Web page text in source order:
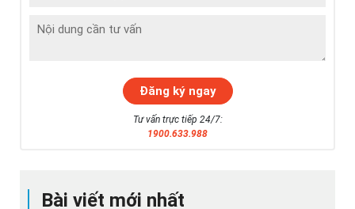
Bài viết mới nhất
Tư vấn trực tiếp 24/7:
1900.633.988